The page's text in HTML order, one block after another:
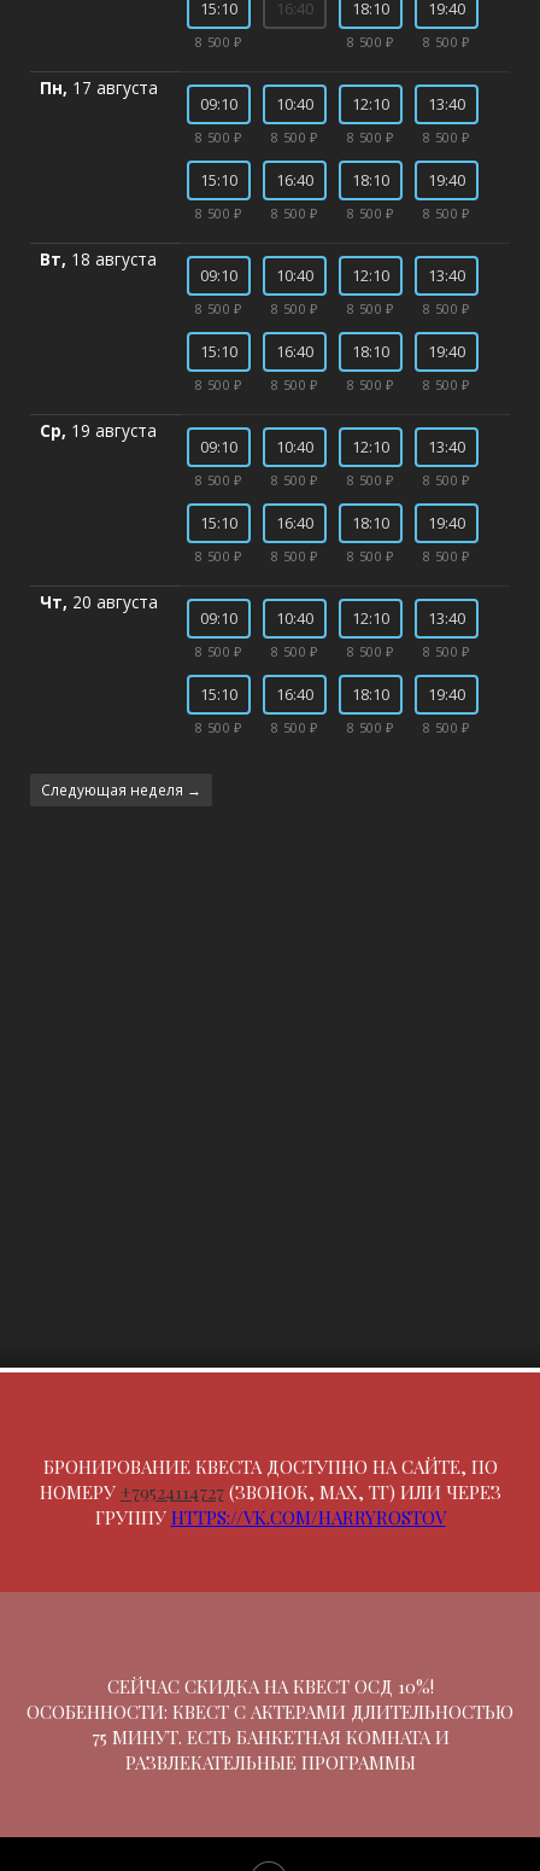
БРОНИРОВАНИЕ КВЕСТА ДОСТУПНО НА САЙТЕ, ПО
НОМЕРУ +79524114727(ЗВОНОК, МАХ, ТГ) ИЛИ ЧЕРЕЗ
ГРУППУ HTTPS://VK.COM/HARRYROSTOV
СЕЙЧАС СКИДКА НА КВЕСТ ОСД 10%!
ОСОБЕННОСТИ: КВЕСТ С АКТЕРАМИ ДЛИТЕЛЬНОСТЬЮ
75 МИНУТ. ЕСТЬ БАНКЕТНАЯ КОМНАТА И
РАЗВЛЕКАТЕЛЬНЫЕ ПРОГРАММЫ